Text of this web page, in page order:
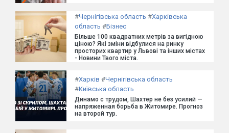
#Чернігівська область #Харківська
область #Бізнес
Більше 100 квадратних метрів за вигідною
ціною? Які зміни відбулися на ринку
просторих квартир у Львові та інших містах
- Новини Твого міста.
#Харків #Чернігівська область
#Київська область
Динамо с трудом, Шахтер не без усилий —
напряженная борьба в Житомире. Прогноз
на второй тур.